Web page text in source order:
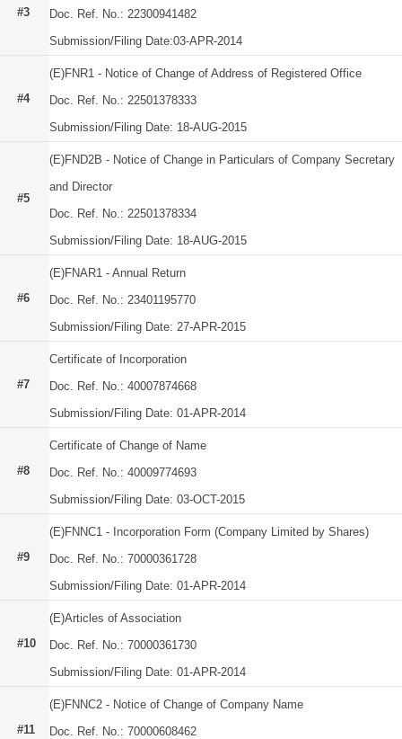
#3
Doc. Ref. No.: 22300941482
Submission/Filing Date:03-APR-2014
#4
(E)FNR1 - Notice of Change of Address of Registered Office
Doc. Ref. No.: 22501378333
Submission/Filing Date: 18-AUG-2015
#5
(E)FND2B - Notice of Change in Particulars of Company Secretary
and Director
Doc. Ref. No.: 22501378334
Submission/Filing Date: 18-AUG-2015
#6
(E)FNAR1 - Annual Return
Doc. Ref. No.: 23401195770
Submission/Filing Date: 27-APR-2015
#7
Certificate of Incorporation
Doc. Ref. No.: 40007874668
Submission/Filing Date: 01-APR-2014
#8
Certificate of Change of Name
Doc. Ref. No.: 40009774693
Submission/Filing Date: 03-OCT-2015
#9
(E)FNNC1 - Incorporation Form (Company Limited by Shares)
Doc. Ref. No.: 70000361728
Submission/Filing Date: 01-APR-2014
#10
(E)Articles of Association
Doc. Ref. No.: 70000361730
Submission/Filing Date: 01-APR-2014
#11
(E)FNNC2 - Notice of Change of Company Name
Doc. Ref. No.: 70000608462